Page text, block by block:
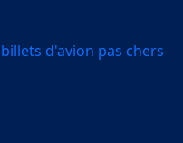
d'avion pas chers